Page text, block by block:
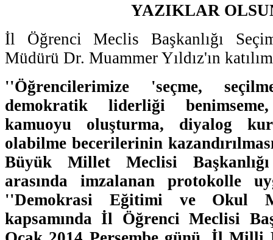
YAZIKLAR
İl Öğrenci Meclis Başkanlığı
Müdürü Dr. Muammer Yıldız'ın
''Öğrencilerimize 'seçme,
demokratik liderliği
kamuoyu oluşturma, diyalog
olabilme becerilerinin
Büyük Millet Meclisi Başkanlığı
arasında imzalanan protokolle
''Demokrasi Eğitimi ve Okul
kapsamında İl Öğrenci Meclisi